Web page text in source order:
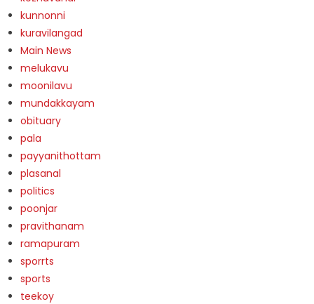
kunnonni
kuravilangad
Main News
melukavu
moonilavu
mundakkayam
obituary
pala
payyanithottam
plasanal
politics
poonjar
pravithanam
ramapuram
sporrts
sports
teekoy